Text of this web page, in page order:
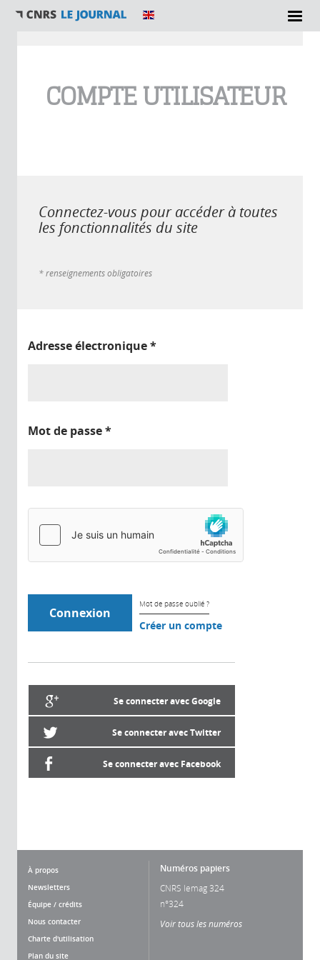
COMPTE UTILISATEUR
Connectez-vous pour accéder à toutes
les fonctionnalités du site
* renseignements obligatoires
Adresse électronique*
Mot de passe*
Mot de passe oublié ?
Créer un compte
Se connecter avec Google
Se connecter avec Twitter
Se connecter avec Facebook
À propos
Newsletters
Équipe / crédits
Nous contacter
Charte d'utilisation
Plan du site
Numéros papiers
CNRS lemag 324
n°324
Voir tous les numéros